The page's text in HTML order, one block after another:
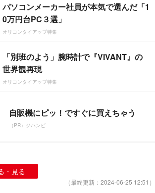
パソコンメーカー社員が本気で選んだ「1
0万円台PC３選」
オリコンタイアップ特集
「別班のよう」腕時計で『VIVANT』の
世界観再現
オリコンタイアップ特集
自販機にピッ！ですぐに買えちゃう
（PR）ジハンピ
・見る
（最終更新：2024-06-25 12:51）